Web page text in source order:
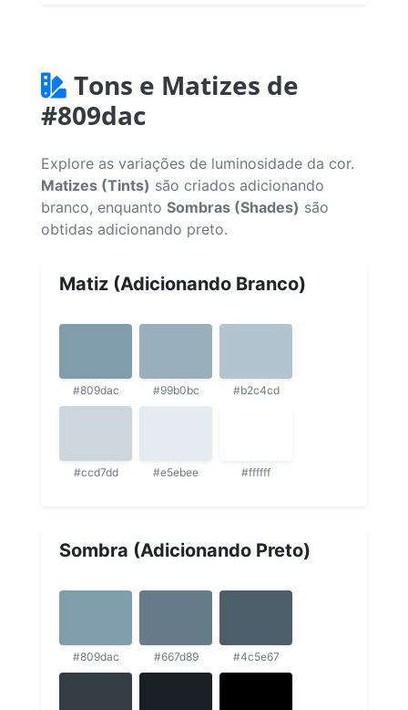
Tons e Matizes de
#809dac
Explore as variações de luminosidade da cor.
Matizes (Tints) são criados adicionando
branco, enquanto Sombras (Shades) são
obtidas adicionando preto.
Matiz (Adicionando Branco)
#809dac #99b0bc #b2c4cd
#ccd7dd #e5ebee #ffffff
Sombra (Adicionando Preto)
#809dac #667d89 #4c5e67